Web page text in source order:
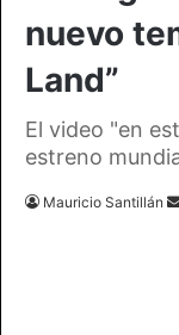
nuevo
Land”
El video "en
estreno
Mauricio Santillán